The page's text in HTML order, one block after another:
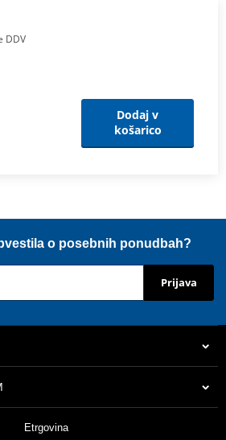
DDV
Dodaj v
košarico
o posebnih ponudbah?
Prijava
Etrgovina